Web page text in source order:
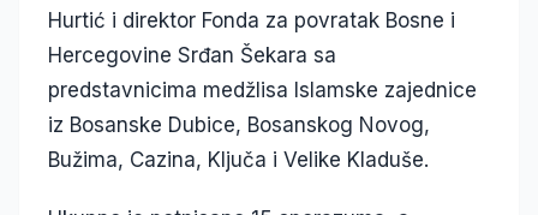
Hurtić i direktor Fonda za povratak Bosne i
Hercegovine Srđan Šekara sa
predstavnicima medžlisa Islamske zajednice
iz Bosanske Dubice, Bosanskog Novog,
Bužima, Cazina, Ključa i Velike Kladuše.